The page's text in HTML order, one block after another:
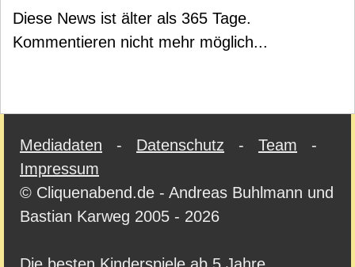
Diese News ist älter als 365 Tage.
Kommentieren nicht mehr möglich...
Mediadaten - Datenschutz - Team -
Impressum
© Cliquenabend.de - Andreas Buhlmann und
Bastian Karweg 2005 - 2026